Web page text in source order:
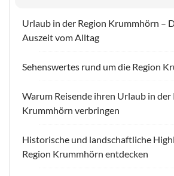
Urlaub in der Region Krummhörn –
Auszeit vom Alltag
Sehenswertes rund um die Region
Warum Reisende ihren Urlaub in der
Krummhörn verbringen
Historische und landschaftliche
Region Krummhörn entdecken